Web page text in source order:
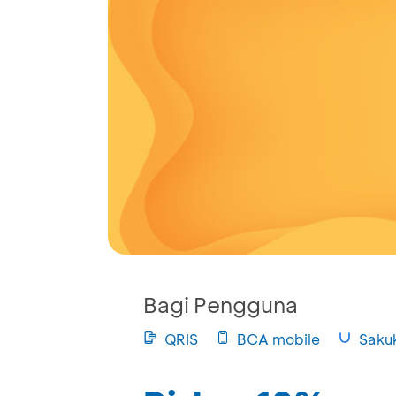
Bagi Pengguna
QRIS BCA mobile